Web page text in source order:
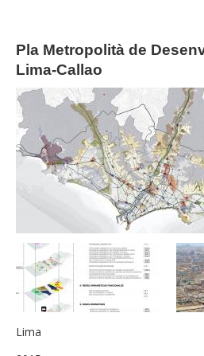
Pla Metropolità de
Lima-Callao
Lima